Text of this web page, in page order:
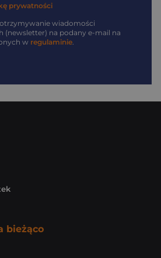
prywatności
wiadomości
(newsletter) na podany e-mail na
w regulaminie.
bieżąco